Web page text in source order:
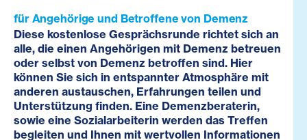
für Angehörige und Betroffene von Demenz
Diese kostenlose Gesprächsrunde richtet sich an
alle, die einen Angehörigen mit Demenz betreuen
oder selbst von Demenz betroffen sind. Hier
können Sie sich in entspannter Atmosphäre mit
anderen austauschen, Erfahrungen teilen und
Unterstützung finden. Eine Demenzberaterin,
sowie eine Sozialarbeiterin werden das Treffen
begleiten und Ihnen mit wertvollen Informationen